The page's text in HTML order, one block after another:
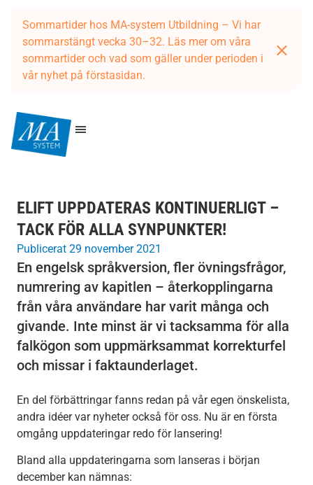
Sommartider hos MA-system Utbildning – Vi har
sommarstängt vecka 30–32. Läs mer om våra
sommartider och vad som gäller under perioden i
vår nyhet på förstasidan.
ELIFT UPPDATERAS KONTINUERLIGT –
TACK FÖR ALLA SYNPUNKTER!
Publicerat 29 november 2021
En engelsk språkversion, fler övningsfrågor,
numrering av kapitlen – återkopplingarna
från våra användare har varit många och
givande. Inte minst är vi tacksamma för alla
falkögon som uppmärksammat korrekturfel
och missar i faktaunderlaget.
En del förbättringar fanns redan på vår egen önskelista,
andra idéer var nyheter också för oss. Nu är en första
omgång uppdateringar redo för lansering!
Bland alla uppdateringarna som lanseras i början
december kan nämnas: